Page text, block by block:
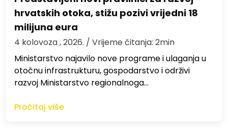
hrvatskih otoka, stižu pozivi vrijedni 18
milijuna eura
4 kolovoza , 2026. / Vrijeme čitanja: 2min
Ministarstvo najavilo nove programe i ulaganja u
otočnu infrastrukturu, gospodarstvo i održivi
razvoj Ministarstvo regionalnoga…
Pročitaj više